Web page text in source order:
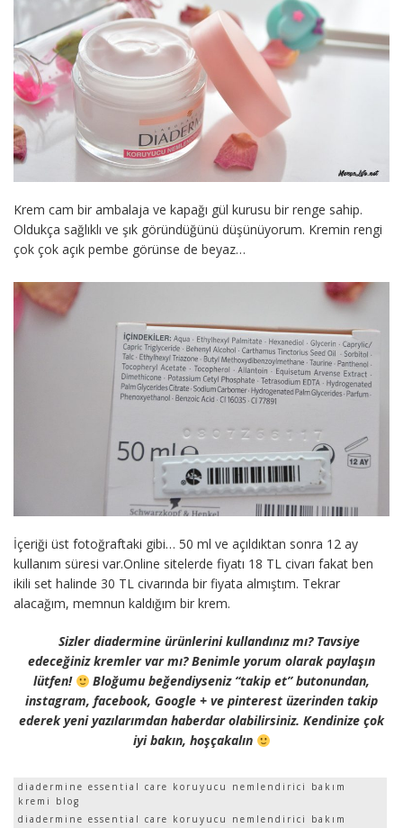
Krem cam bir ambalaja ve kapağı gül kurusu bir renge sahip.
Oldukça sağlıklı ve şık göründüğünü düşünüyorum. Kremin rengi
çok çok açık pembe görünse de beyaz…
İçeriği üst fotoğraftaki gibi… 50 ml ve açıldıktan sonra 12 ay
kullanım süresi var.Online sitelerde fiyatı 18 TL civarı fakat ben
ikili set halinde 30 TL civarında bir fiyata almıştım. Tekrar
alacağım, memnun kaldığım bir krem.
Sizler diadermine ürünlerini kullandınız mı? Tavsiye
edeceğiniz kremler var mı? Benimle yorum olarak paylaşın
lütfen!
Bloğumu beğendiyseniz “takip et” butonundan,
instagram, facebook, Google + ve pinterest üzerinden takip
ederek yeni yazılarımdan haberdar olabilirsiniz. Kendinize çok
iyi bakın, hoşçakalın
diadermine essential care koruyucu nemlendirici bakım
kremi blog
diadermine essential care koruyucu nemlendirici bakım